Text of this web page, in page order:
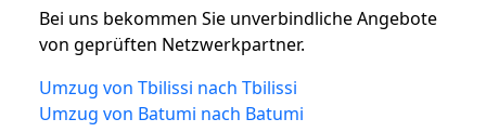
Bei uns bekommen Sie unverbindliche Angebote
von geprüften Netzwerkpartner.
Umzug von Tbilissi nach Tbilissi
Umzug von Batumi nach Batumi